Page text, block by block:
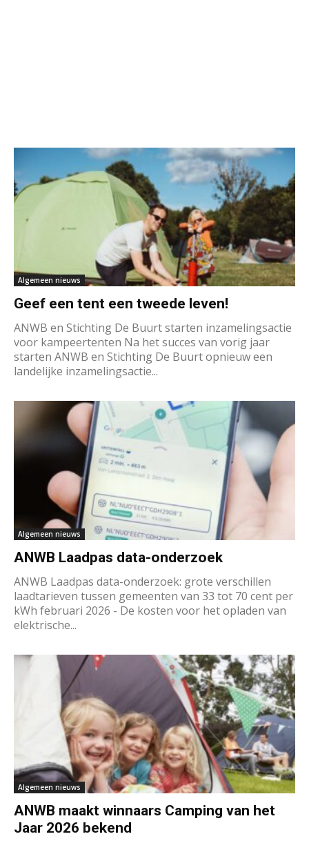
Algemeen nieuws
Geef een tent een tweede leven!
ANWB en Stichting De Buurt starten inzamelingsactie
voor kampeertenten Na het succes van vorig jaar
starten ANWB en Stichting De Buurt opnieuw een
landelijke inzamelingsactie...
Algemeen nieuws
ANWB Laadpas data-onderzoek
ANWB Laadpas data-onderzoek: grote verschillen
laadtarieven tussen gemeenten van 33 tot 70 cent per
kWh februari 2026 - De kosten voor het opladen van
elektrische...
Algemeen nieuws
ANWB maakt winnaars Camping van het
Jaar 2026 bekend